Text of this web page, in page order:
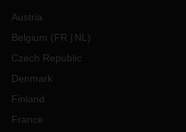
Austria
Belgium (FR NL )
Czech Republic
Denmark
Finland
France